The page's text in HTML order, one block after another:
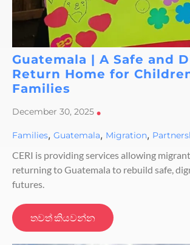
Guatemala | A Safe and
Return Home for
Families
December 30, 2025 •
Families, Guatemala, Migration,
CERI is providing services allowing
returning to Guatemala to rebuild safe,
futures.
තවත් කියවන්න